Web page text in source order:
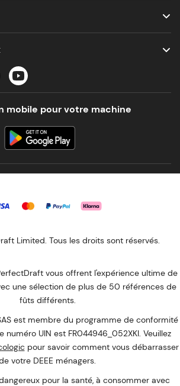
mobile pour votre machine
Limited. Tous les droits sont réservés.
vous offrent l'expérience ultime de
une sélection de plus de 50 références de
fûts différents.
est membre du programme de conformité
numéro UIN est FR044946_052XKI. Veuillez
pour savoir comment vous débarrasser
votre DEEE ménagers.
pour la santé, à consommer avec